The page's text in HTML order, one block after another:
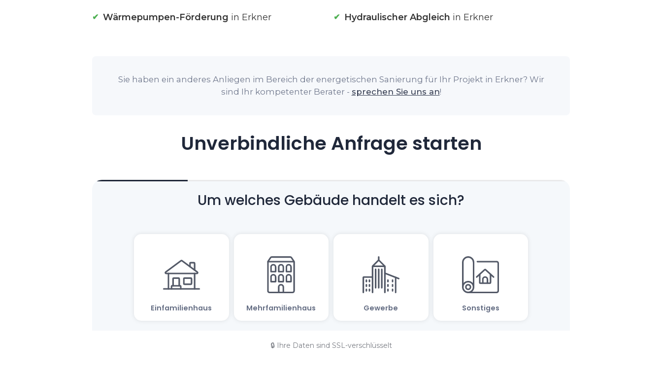
Wärmepumpen-Förderung in Erkner Hydraulischer Abgleich in Erkner
Sie haben ein anderes Anliegen im Bereich der energetischen Sanierung für Ihr Projekt in Erkner? Wir
sind Ihr kompetenter Berater - sprechen Sie uns an!
Unverbindliche Anfrage starten
🔒 Ihre Daten sind SSL-verschlüsselt